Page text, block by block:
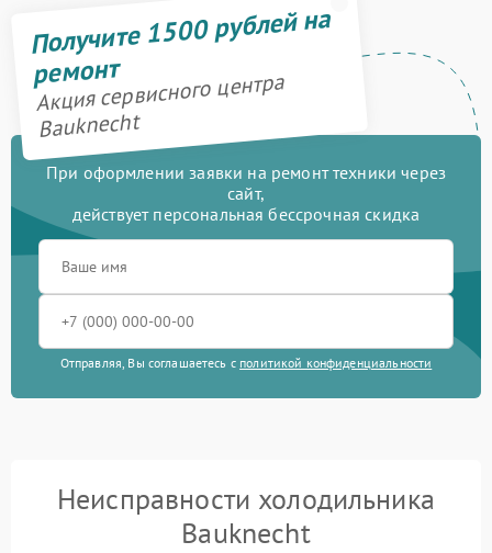
Получите 1500 рублей на
ремонт
Акция сервисного центра
Bauknecht
При оформлении заявки на ремонт техники через
сайт,
действует персональная бессрочная скидка
Отправляя, Вы соглашаетесь с политикой конфиденциальности
Неисправности холодильника
Bauknecht